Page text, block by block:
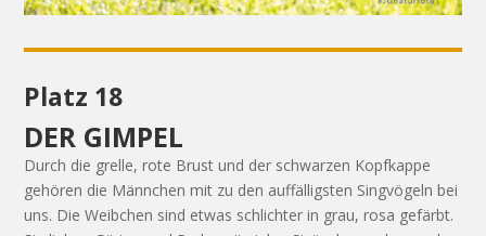
Platz 18
DER GIMPEL
Durch die grelle, rote Brust und der schwarzen Kopfkappe
gehören die Männchen mit zu den auffälligsten Singvögeln bei
uns. Die Weibchen sind etwas schlichter in grau, rosa gefärbt.